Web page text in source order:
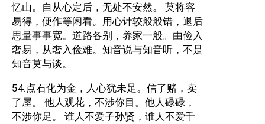
忆山。自从心定后，无处不安然。 莫将容
易得，便作等闲看。用心计较般般错，退后
思量事事宽。道路各别，养家一般。由俭入
奢易，从奢入俭难。知音说与知音听，不是
知音莫与谈。
54.点石化为金，人心犹未足。信了赌，卖
了屋。 他人观花，不涉你目。他人碌碌，
不涉你足。 谁人不爱子孙贤，谁人不爱千